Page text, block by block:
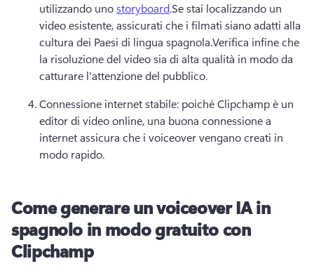
utilizzando uno storyboard.Se stai localizzando un
video esistente, assicurati che i filmati siano adatti alla
cultura dei Paesi di lingua spagnola.Verifica infine che
la risoluzione del video sia di alta qualità in modo da
catturare l'attenzione del pubblico.
Connessione internet stabile: poiché Clipchamp è un
editor di video online, una buona connessione a
internet assicura che i voiceover vengano creati in
modo rapido.
Come generare un voiceover IA in
spagnolo in modo gratuito con
Clipchamp